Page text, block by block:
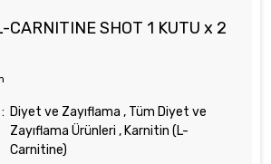
CARNITINE SHOT 1 KUTU x 2
Diyet ve Zayıflama , Tüm Diyet ve
Zayıflama Ürünleri , Karnitin (L-
Carnitine)